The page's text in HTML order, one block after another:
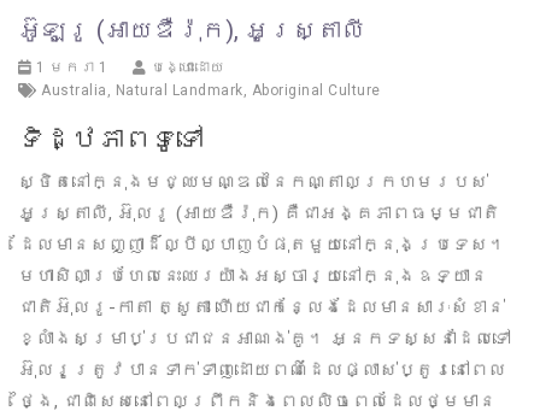
អ៊ូឡូរូ (អាយឌឺរ៉ុក), អូស្រ្តាលី
1 មករា 1
បង្ហោះដោយ
Australia
Natural Landmark Aboriginal Culture
ទិដ្ឋភាពទូទៅ
ស្ថិតនៅក្នុងមជ្ឈមណ្ឌលនៃកណ្តាលក្រហមរបស់
អូស្ត្រាលី, អ៊ុលរូ (អាយឌឺរ៉ុក) គឺជាអង្គភាពធម្មជាតិ
ដែលមានសញ្ញាដ៏ល្បីល្បាញបំផុតមួយនៅក្នុងប្រទេស។
មហាសិលាប្រហែលនេះឈរយ៉ាងអស្ចារ្យនៅក្នុងឧទ្យាន
ជាតិអ៊ុលរូ-កាតា ត្សូតា ហើយជាកន្លែងដែលមានសារៈសំខាន់
ខ្លាំងសម្រាប់ប្រជាជនអាណង់គូ។ អ្នកទស្សនាដែលទៅ
អ៊ុលរូត្រូវបានទាក់ទាញដោយពណ៌ដែលផ្លាស់ប្តូរនៅពេល
ថ្ងៃ, ជាពិសេសនៅពេលព្រឹកនិងពេលលិចពេលដែលថ្មមាន